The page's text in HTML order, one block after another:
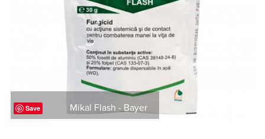
Save Mikal Flash - Bayer